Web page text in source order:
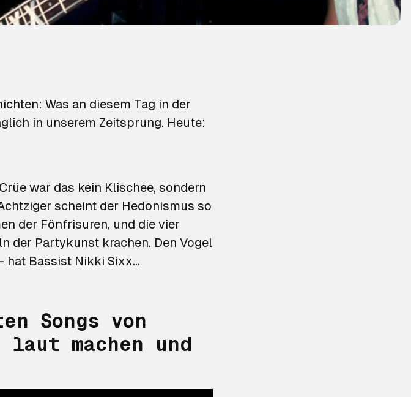
Was an diesem Tag in der
in unserem Zeitsprung. Heute:
war das kein Klischee, sondern
scheint der Hedonismus so
der Fönfrisuren, und die vier
der Partykunst krachen. Den Vogel
hat Bassist Nikki Sixx…
Songs von
laut machen und